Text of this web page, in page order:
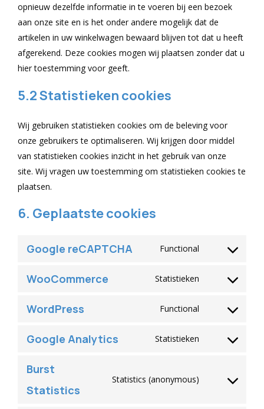
opnieuw dezelfde informatie in te voeren bij een bezoek
aan onze site en is het onder andere mogelijk dat de
artikelen in uw winkelwagen bewaard blijven tot dat u heeft
afgerekend. Deze cookies mogen wij plaatsen zonder dat u
hier toestemming voor geeft.
5.2 Statistieken cookies
Wij gebruiken statistieken cookies om de beleving voor
onze gebruikers te optimaliseren. Wij krijgen door middel
van statistieken cookies inzicht in het gebruik van onze
site. Wij vragen uw toestemming om statistieken cookies te
plaatsen.
6. Geplaatste cookies
Google reCAPTCHA Functional
Consent
service
recaptcha
WooCommerce Statistieken
Consent
service
WordPress Functional
Consent
service
Google Analytics Statistieken
Consent
service
Burst
Statistics
Statistics (anonymous)
Consent